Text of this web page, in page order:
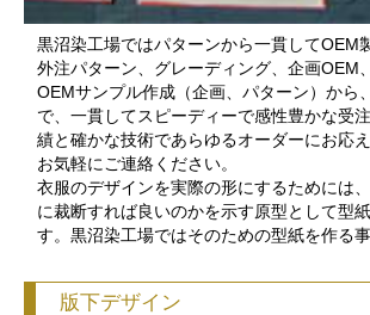
黒沼染工場ではパターンから一貫してOEM
外注パターン、グレーディング、企画OEM
OEMサンプル作成（企画、パターン）から
で、一貫してスピーディーで感性豊かな受
績と確かな技術であらゆるオーダーにお応
お気軽にご連絡ください。
衣服のデザインを実際の形にするためには
に裁断すれば良いのかを示す原型として型
す。黒沼染工場ではそのための型紙を作る事
版下デザイン